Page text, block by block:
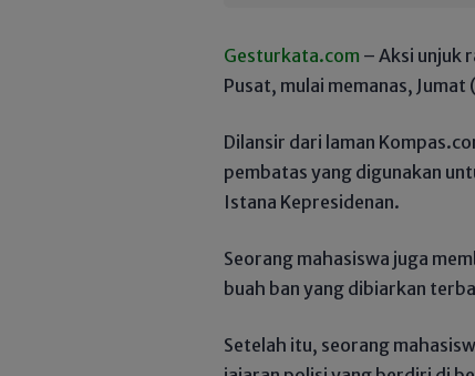
Gesturkata.com – Aksi unjuk
Pusat, mulai memanas,
Dilansir dari laman
pembatas yang digunakan
Istana Kepresidenan.
Seorang mahasiswa juga
buah ban yang dibiarkan
Setelah itu, seorang